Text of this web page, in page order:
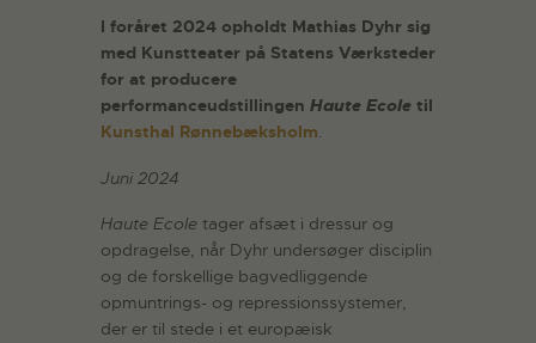
I foråret 2024 opholdt Mathias Dyhr sig
med Kunstteater på Statens Værksteder
for at producere
performanceudstillingen Haute Ecole til
Kunsthal Rønnebæksholm.
Juni 2024
Haute Ecole tager afsæt i dressur og
opdragelse, når Dyhr undersøger disciplin
og de forskellige bagvedliggende
opmuntrings- og repressionssystemer,
der er til stede i et europæisk